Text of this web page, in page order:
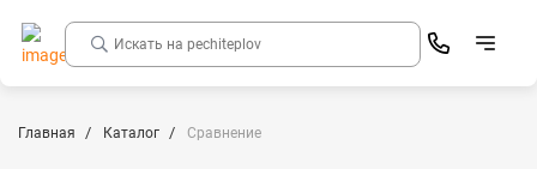
Главная Каталог Сравнение